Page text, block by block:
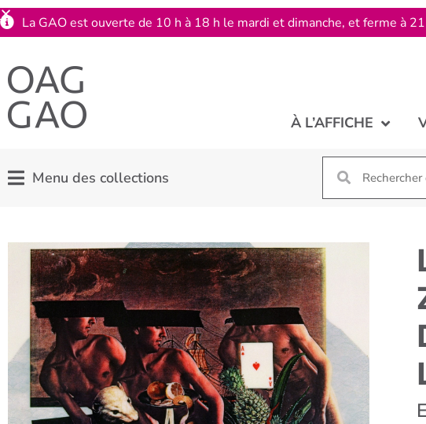
À L’AFFICHE
Menu des collections
La GAO est ouverte de 10 h à 18 h le mardi et dimanche, et ferme à